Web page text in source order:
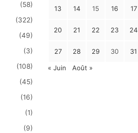
(58)
(322)
(49)
(3)
(108)
(45)
(16)
(1)
(9)
13 14 15 16 17
20 21 22 23 24
27 28 29 30 31
« Juin Août »